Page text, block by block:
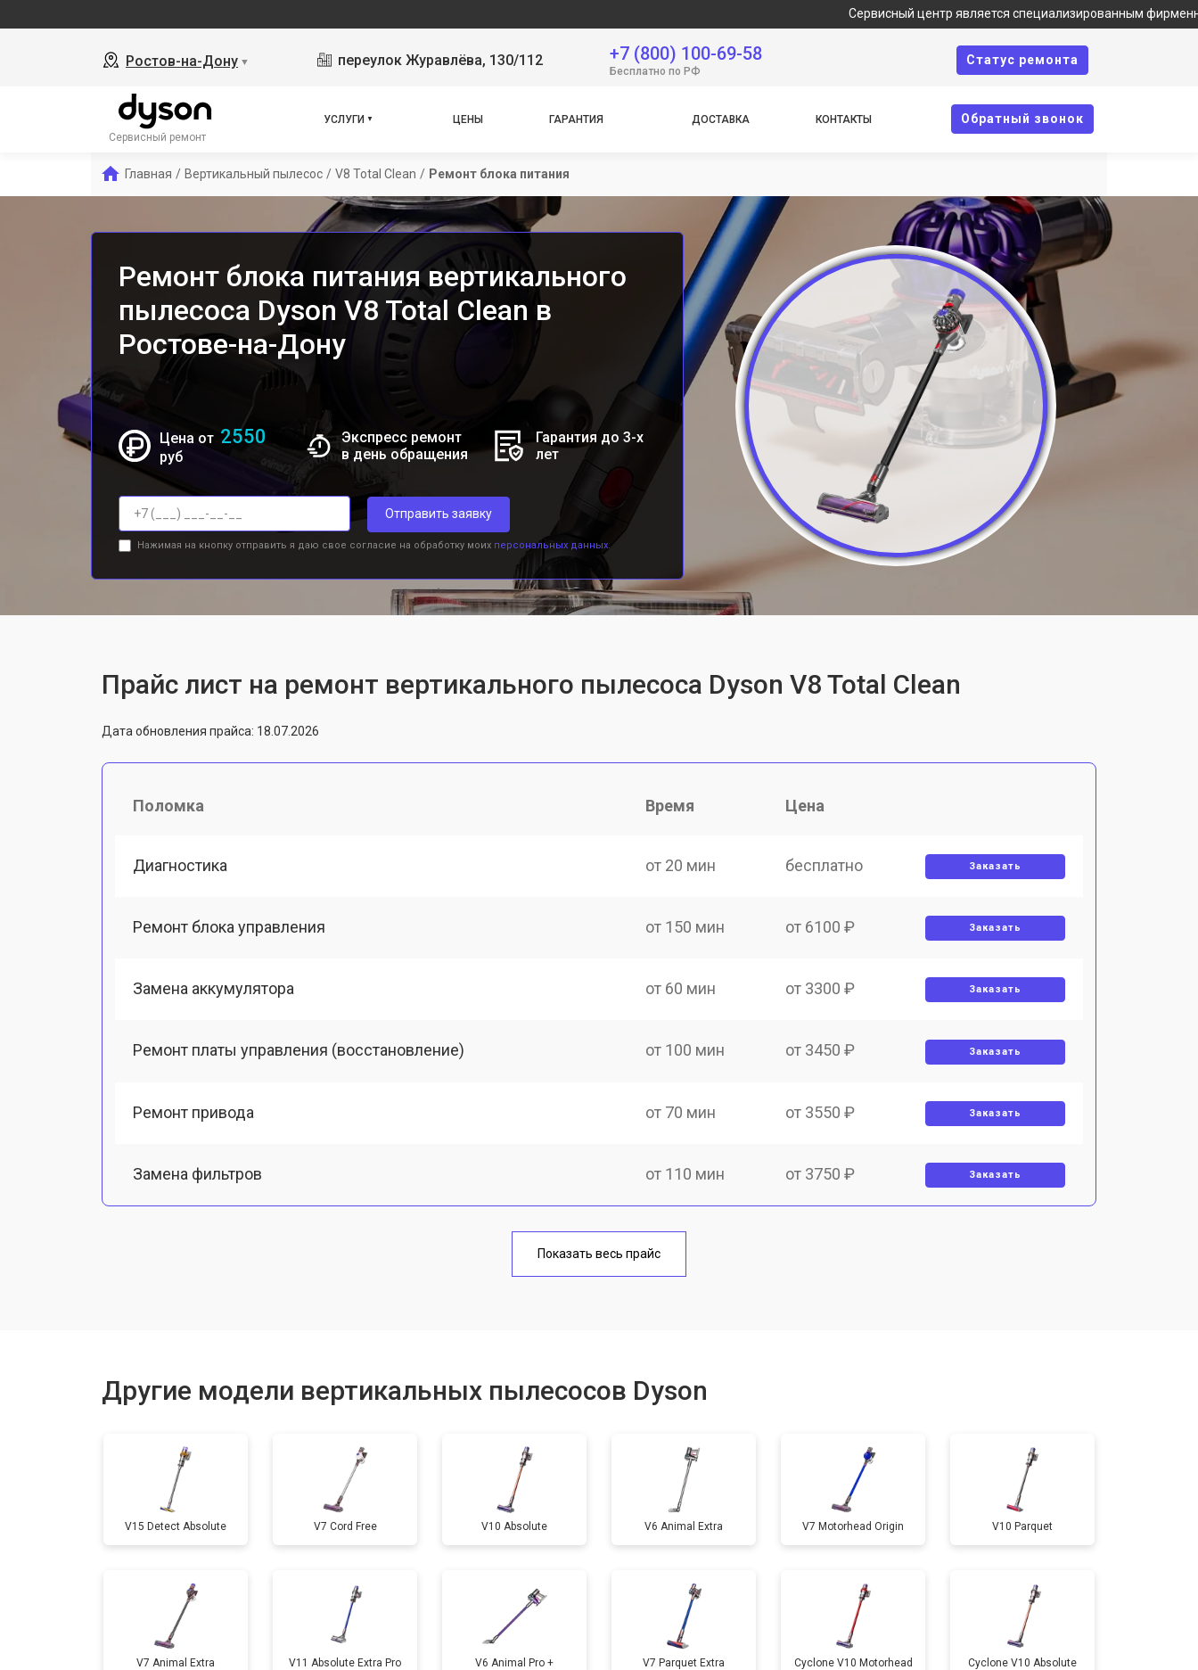
Сервисный центр является специализированным фирменным
Ростов-на-Дону ▼ переулок Журавлёва, 130/112 +7 (800) 100-69-58
Бесплатно по РФ
Cтатус ремонта
Сервисный ремонт
УСЛУГИ ЦЕНЫ ГАРАНТИЯ ДОСТАВКА КОНТАКТЫ Oбратный звонок
Главная / Вертикальный пылесос / V8 Total Clean / Ремонт блока питания
Ремонт блока питания вертикального
пылесоса Dyson V8 Total Clean в
Ростове-на-Дону
Цена от 2550
руб
Экспресс ремонт
в день обращения
Гарантия до 3-х
лет
Отправить заявку
Нажимая на кнопку отправить я даю свое согласие на обработку моих персональных данных.
Прайс лист на ремонт вертикального пылесоса Dyson V8 Total Clean
Дата обновления прайса: 18.07.2026
Поломка Время Цена
Диагностика от 20 мин бесплатно Заказать
Ремонт блока управления от 150 мин от 6100 ₽ Заказать
Замена аккумулятора от 60 мин от 3300 ₽ Заказать
Ремонт платы управления (восстановление) от 100 мин от 3450 ₽ Заказать
Ремонт привода от 70 мин от 3550 ₽ Заказать
Замена фильтров от 110 мин от 3750 ₽ Заказать
от 80 мин
Показать весь прайс
Другие модели вертикальных пылесосов Dyson
V15 Detect Absolute V7 Cord Free V10 Absolute V6 Animal Extra V7 Motorhead Origin V10 Parquet
V7 Animal Extra V11 Absolute Extra Pro V6 Animal Pro + V7 Parquet Extra Cyclone V10 Motorhead Cyclone V10 Absolute